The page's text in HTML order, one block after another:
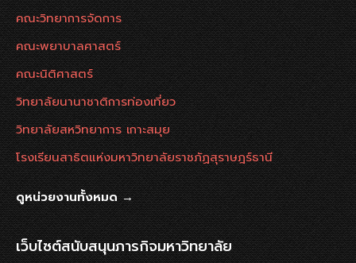
คณะวิทยาการจัดการ
คณะพยาบาลศาสตร์
คณะนิติศาสตร์
วิทยาลัยนานาชาติการท่องเที่ยว
วิทยาลัยสหวิทยาการ เกาะสมุย
โรงเรียนสาธิตแห่งมหาวิทยาลัยราชภัฏสุราษฎร์ธานี
ดูหน่วยงานทั้งหมด →
เว็บไซต์สนับสนุนภารกิจมหาวิทยาลัย